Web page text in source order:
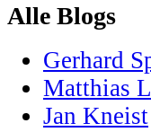
Alle Blogs
Gerhard
Matthias
Jan Kneist